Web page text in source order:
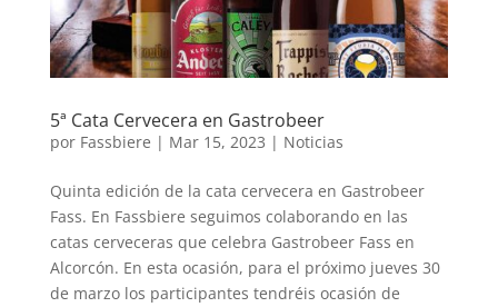
5ª Cata Cervecera en Gastrobeer
por Fassbiere | Mar 15, 2023 | Noticias
Quinta edición de la cata cervecera en Gastrobeer
Fass. En Fassbiere seguimos colaborando en las
catas cerveceras que celebra Gastrobeer Fass en
Alcorcón. En esta ocasión, para el próximo jueves 30
de marzo los participantes tendréis ocasión de